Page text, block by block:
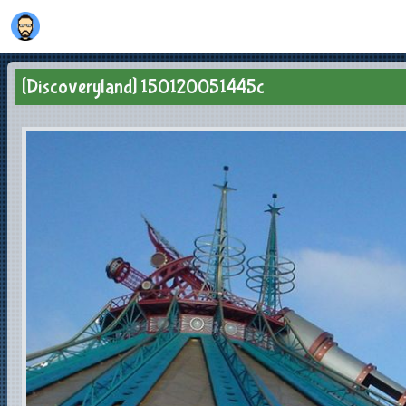
[Discoveryland] 150120051445c